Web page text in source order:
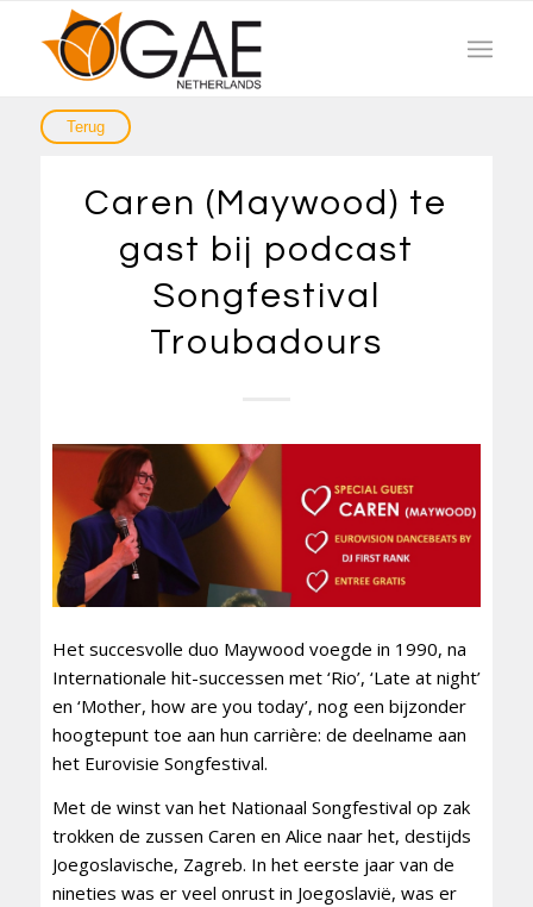
Caren (Maywood) te
gast bij podcast
Songfestival
Troubadours
Het succesvolle duo Maywood voegde in 1990, na
Internationale hit-successen met ‘Rio’, ‘Late at night’
en ‘Mother, how are you today’, nog een bijzonder
hoogtepunt toe aan hun carrière: de deelname aan
het Eurovisie Songfestival.
Met de winst van het Nationaal Songfestival op zak
trokken de zussen Caren en Alice naar het, destijds
Joegoslavische, Zagreb. In het eerste jaar van de
nineties was er veel onrust in Joegoslavië, was er